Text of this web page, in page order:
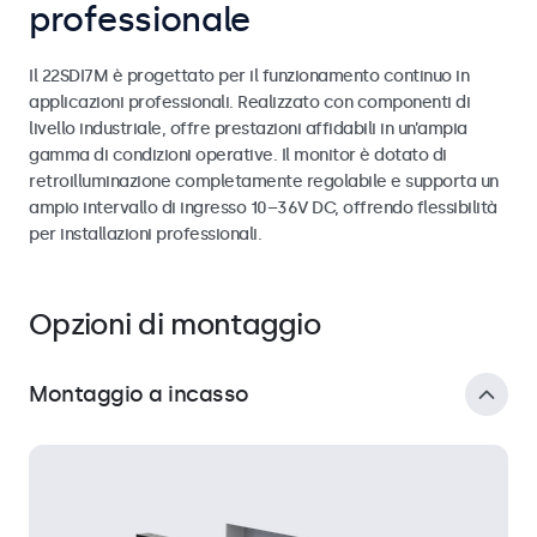
professionale
Il 22SDI7M è progettato per il funzionamento continuo in
applicazioni professionali. Realizzato con componenti di
livello industriale, offre prestazioni affidabili in un’ampia
gamma di condizioni operative. Il monitor è dotato di
retroilluminazione completamente regolabile e supporta un
ampio intervallo di ingresso 10–36V DC, offrendo flessibilità
per installazioni professionali.
Opzioni di montaggio
Montaggio a incasso